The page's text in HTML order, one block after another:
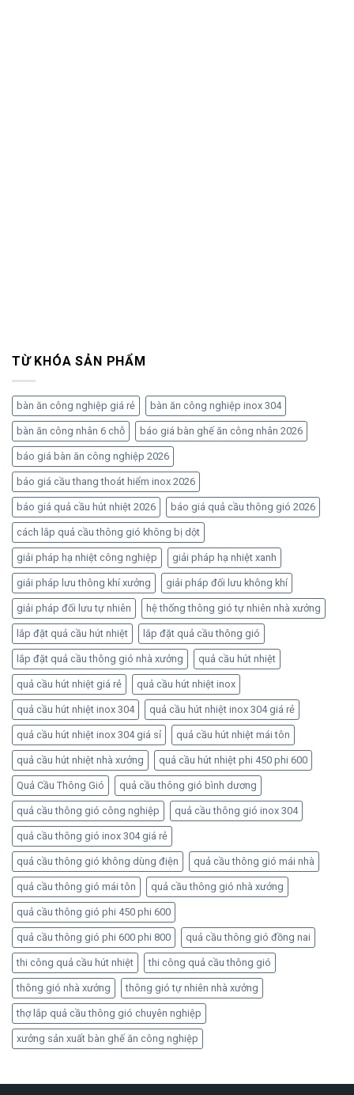
TỪ KHÓA SẢN PHẨM
bàn ăn công nghiệp giá rẻ bàn ăn công nghiệp inox 304
bàn ăn công nhân 6 chỗ báo giá bàn ghế ăn công nhân 2026
báo giá bàn ăn công nghiệp 2026
báo giá cầu thang thoát hiểm inox 2026
báo giá quả cầu hút nhiệt 2026 báo giá quả cầu thông gió 2026
cách lắp quả cầu thông gió không bị dột
giải pháp hạ nhiệt công nghiệp giải pháp hạ nhiệt xanh
giải pháp lưu thông khí xưởng giải pháp đối lưu không khí
giải pháp đối lưu tự nhiên hệ thống thông gió tự nhiên nhà xưởng
lắp đặt quả cầu hút nhiệt lắp đặt quả cầu thông gió
lắp đặt quả cầu thông gió nhà xưởng quả cầu hút nhiệt
quả cầu hút nhiệt giá rẻ quả cầu hút nhiệt inox
quả cầu hút nhiệt inox 304 quả cầu hút nhiệt inox 304 giá rẻ
quả cầu hút nhiệt inox 304 giá sỉ quả cầu hút nhiệt mái tôn
quả cầu hút nhiệt nhà xưởng quả cầu hút nhiệt phi 450 phi 600
Quả Cầu Thông Gió quả cầu thông gió bình dương
quả cầu thông gió công nghiệp quả cầu thông gió inox 304
quả cầu thông gió inox 304 giá rẻ
quả cầu thông gió không dùng điện quả cầu thông gió mái nhà
quả cầu thông gió mái tôn quả cầu thông gió nhà xưởng
quả cầu thông gió phi 450 phi 600
quả cầu thông gió phi 600 phi 800 quả cầu thông gió đồng nai
thi công quả cầu hút nhiệt thi công quả cầu thông gió
thông gió nhà xưởng thông gió tự nhiên nhà xưởng
thợ lắp quả cầu thông gió chuyên nghiệp
xưởng sản xuất bàn ghế ăn công nghiệp